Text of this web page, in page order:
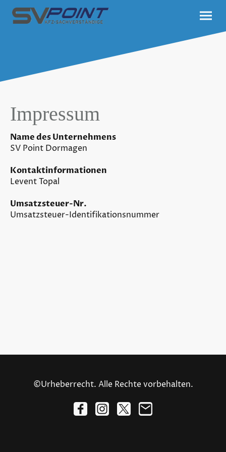
Impressum
Name des Unternehmens
SV Point Dormagen
Kontaktinformationen
Levent Topal
Umsatzsteuer-Nr.
Umsatzsteuer-Identifikationsnummer
©Urheberrecht. Alle Rechte vorbehalten.